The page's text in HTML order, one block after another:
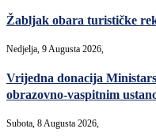
Žabljak obara turističke
Nedjelja, 9 Augusta 2026,
Vrijedna donacija
obrazovno-vaspitnim
Subota, 8 Augusta 2026,